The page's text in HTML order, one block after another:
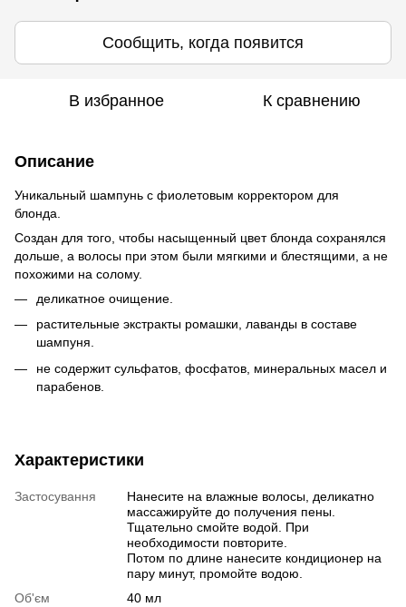
Сообщить, когда появится
В избранное К сравнению
Описание
Уникальный шампунь с фиолетовым корректором для
блонда.
Создан для того, чтобы насыщенный цвет блонда сохранялся
дольше, а волосы при этом были мягкими и блестящими, а не
похожими на солому.
деликатное очищение.
растительные экстракты ромашки, лаванды в составе
шампуня.
не содержит сульфатов, фосфатов, минеральных масел и
парабенов.
Характеристики
Застосування
Нанесите на влажные волосы, деликатно
массажируйте до получения пены.
Тщательно смойте водой. При
необходимости повторите.
Потом по длине нанесите кондиционер на
пару минут, промойте водою.
Об'єм
40 мл